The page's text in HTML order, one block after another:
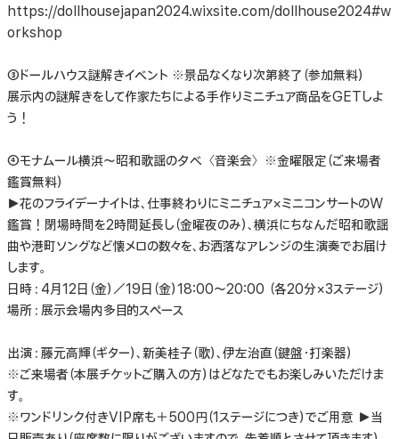
https://dollhousejapan2024.wixsite.com/dollhouse2024#w
orkshop
③ドールハウス謎解きイベント ※景品なくなり次第終了（参加無料）
展示内の謎解きをして作家たちによる手作りミニチュア商品をGETしよ
う！
④モナムール横浜〜昭和歌謡の夕べ〈音楽会〉※金曜限定（ご来場者
鑑賞無料）
▶︎花のフライデーナイトは、仕事終わりにミニチュア×ミニコンサートのW
鑑賞！閉場時間を2時間延長し（金曜夜のみ）、横浜にちなんだ昭和歌謡
曲や港町ソングなど懐メロの数々を、お洒落なアレンジの生演奏でお届け
します。
日時：4月12日（金）／19日（金）18:00〜20:00 （各20分×3ステージ）
場所：展示会場内多目的スペース
出演：藤元高輝（ギター）、新美桂子（歌）、伊左治直（鍵盤・打楽器）
※ご来場者（本展チケットご購入の方）はどなたでもお楽しみいただけま
す。
※ワンドリンク付きVIP席も＋500円（1ステージにつき）でご用意 ▶️当